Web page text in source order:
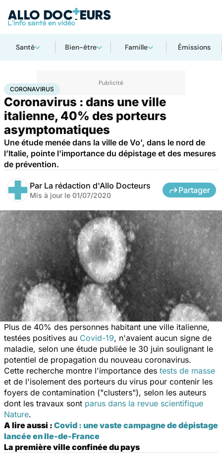
Santé Bien-être Famille Émissions
AccueilSantéMaladies Coronavirus
CORONAVIRUS
Coronavirus : dans une ville
italienne, 40% des porteurs
asymptomatiques
Une étude menée dans la ville de Vo', dans le nord de
l’Italie, pointe l'importance du dépistage et des mesures
de prévention.
Par La rédaction d'Allo Docteurs
Mis à jour le 01/07/2020
Partager
Plus de 40% des personnes habitant une ville italienne,
testées positives au Covid-19, n'avaient aucun signe de
maladie, selon une étude publiée le 30 juin soulignant le
potentiel de propagation du nouveau coronavirus.
Cette recherche montre l'importance des tests de masse
et de l'isolement des porteurs du virus pour contenir les
foyers de contamination ("clusters"), selon les auteurs
dont les travaux sont parus dans la revue scientifique
Nature.
A lire aussi : Covid : une vaste campagne de dépistage
lancée en Ile-de-France
La première ville confinée du pays